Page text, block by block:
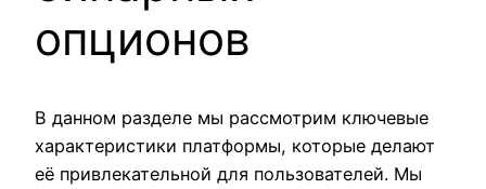
опционов
В данном разделе мы рассмотрим ключевые
характеристики платформы, которые делают
её привлекательной для пользователей. Мы